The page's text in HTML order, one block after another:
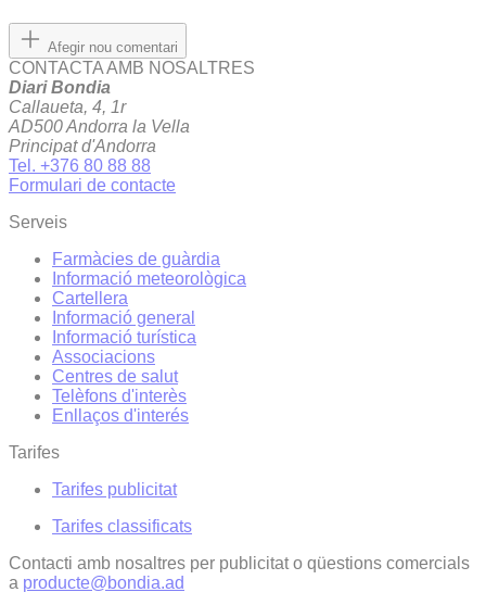
Afegir nou comentari
CONTACTA AMB NOSALTRES
Diari Bondia
Callaueta, 4, 1r
AD500 Andorra la Vella
Principat d'Andorra
Tel. +376 80 88 88
Formulari de contacte
Serveis
Farmàcies de guàrdia
Informació meteorològica
Cartellera
Informació general
Informació turística
Associacions
Centres de salut
Telèfons d'interès
Enllaços d'interés
Tarifes
Tarifes publicitat
Tarifes classificats
Contacti amb nosaltres per publicitat o qüestions comercials
a producte@bondia.ad